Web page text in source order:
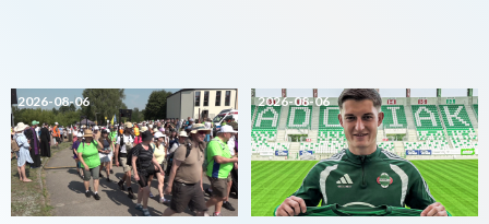
2026-08-06 2026-08-06